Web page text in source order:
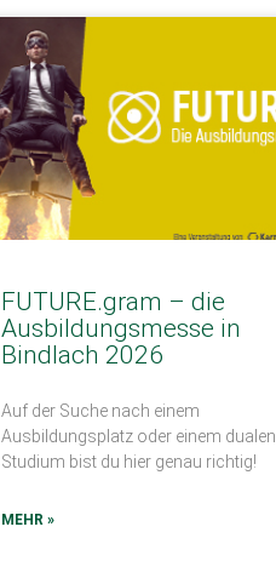
FUTURE.gram – die
Ausbildungsmesse in
Bindlach 2026
Auf der Suche nach einem
Ausbildungsplatz oder einem dualen
Studium bist du hier genau richtig!
MEHR »